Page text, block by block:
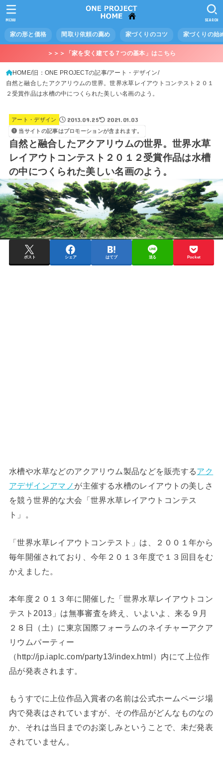
家の形と価格 間取り依頼の薦め 家づくりのコツ 家づくりの始
SEARCH
MENU
＞＞＞「家を安く建てる７つの基本」はこちら
HOME 旧：ONE PROJECTの記事 アート・デザイン
自然と融合したアクアリウムの世界。世界水草レイアウトコンテスト２０１
２受賞作品は水槽の中につくられた美しい名画のよう。
アート・デザイン 2013.09.25 2021.01.03
当サイトの記事はプロモーションが含まれます。
自然と融合したアクアリウムの世界。世界水草
レイアウトコンテスト２０１２受賞作品は水槽
の中につくられた美しい名画のよう。
ポスト シェア はてブ 送る Pocket
水槽や水草などのアクアリウム製品などを販売するアク
アデザインアマノ が主催する水槽のレイアウトの美しさ
を競う世界的な大会「世界水草レイアウトコンテス
ト」。
「世界水草レイアウトコンテスト」は、２００１年から
毎年開催されており、今年２０１３年度で１３回目をむ
かえました。
本年度２０１３年に開催した「世界水草レイアウトコン
テスト2013」は無事審査を終え、いよいよ、来る９月
２８日（土）に東京国際フォーラムのネイチャーアクア
リウムパーティー
（http://jp.iaplc.com/party13/index.html）内にて上位作
品が発表されます。
もうすでに上位作品入賞者の名前は公式ホームページ場
内で発表はされていますが、その作品がどんなものなの
か、それは当日までのお楽しみということで、未だ発表
されていません。